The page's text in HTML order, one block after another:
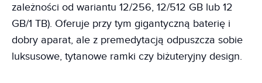
zależności od wariantu 12/256, 12/512 GB lub 12
GB/1 TB). Oferuje przy tym gigantyczną baterię i
dobry aparat, ale z premedytacją odpuszcza sobie
luksusowe, tytanowe ramki czy biżuteryjny design.